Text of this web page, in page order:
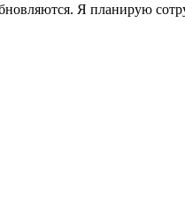
Я планирую